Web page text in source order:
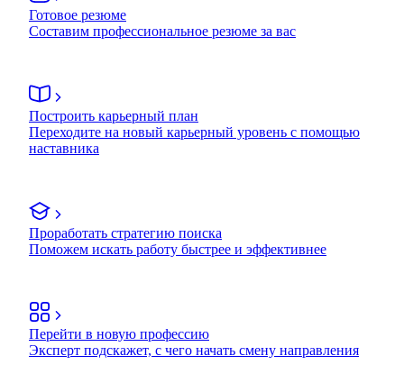
Готовое резюме
Составим профессиональное резюме за вас
Построить карьерный план
Переходите на новый карьерный уровень с помощью
наставника
Проработать стратегию поиска
Поможем искать работу быстрее и эффективнее
Перейти в новую профессию
Эксперт подскажет, с чего начать смену направления